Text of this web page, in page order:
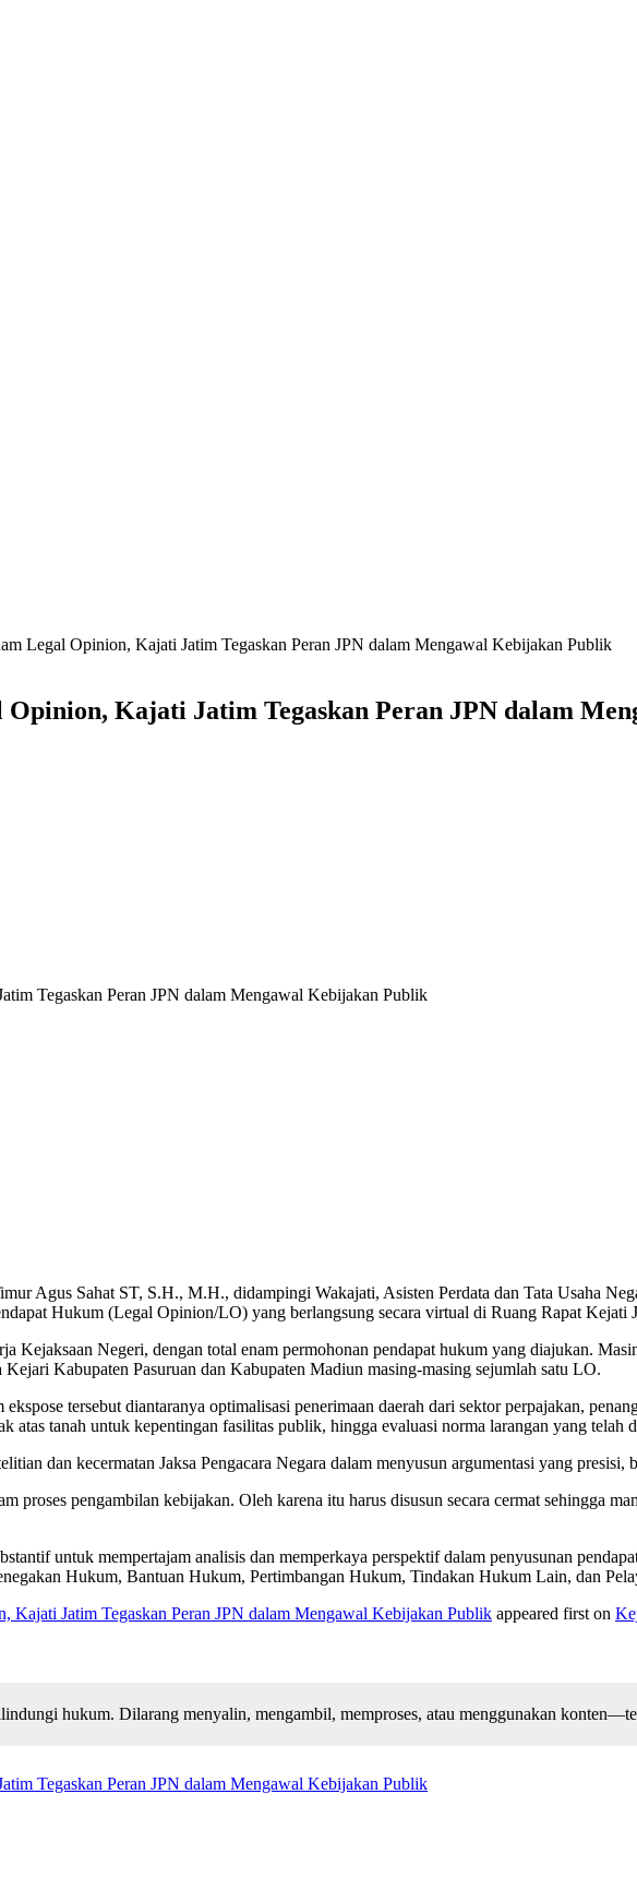
Legal Opinion, Kajati Jatim Tegaskan Peran JPN dalam Mengawal Kebijakan Publik
Opinion, Kajati Jatim Tegaskan Peran JPN dalam
Tegaskan Peran JPN dalam Mengawal Kebijakan Publik
Agus Sahat ST, S.H., M.H., didampingi Wakajati, Asisten Perdata dan Tata Usaha
Hukum (Legal Opinion/LO) yang berlangsung secara virtual di Ruang Rapat Kejati
Kejaksaan Negeri, dengan total enam permohonan pendapat hukum yang diajukan.
Kabupaten Pasuruan dan Kabupaten Madiun masing-masing sejumlah satu LO.
tersebut diantaranya optimalisasi penerimaan daerah dari sektor perpajakan,
atas tanah untuk kepentingan fasilitas publik, hingga evaluasi norma larangan yang telah
dan kecermatan Jaksa Pengacara Negara dalam menyusun argumentasi yang
proses pengambilan kebijakan. Oleh karena itu harus disusun secara cermat sehingga
untuk mempertajam analisis dan memperkaya perspektif dalam penyusunan
Hukum, Bantuan Hukum, Pertimbangan Hukum, Tindakan Hukum Lain, dan
Kajati Jatim Tegaskan Peran JPN dalam Mengawal Kebijakan Publik appeared first on
hukum. Dilarang menyalin, mengambil, memproses, atau menggunakan
Tegaskan Peran JPN dalam Mengawal Kebijakan Publik